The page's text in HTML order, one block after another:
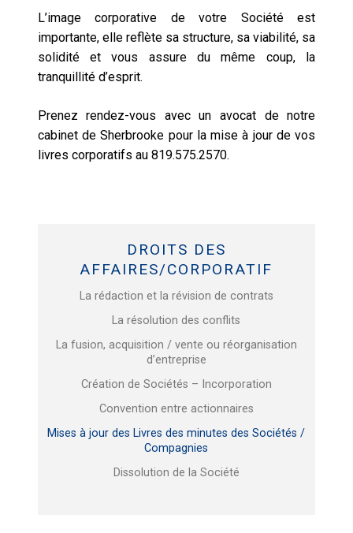
L’image corporative de votre Société est
importante, elle reflète sa structure, sa viabilité, sa
solidité et vous assure du même coup, la
tranquillité d’esprit.
Prenez rendez-vous avec un avocat de notre
cabinet de Sherbrooke pour la mise à jour de vos
livres corporatifs au 819.575.2570.
DROITS DES
AFFAIRES/CORPORATIF
La rédaction et la révision de contrats
La résolution des conflits
La fusion, acquisition / vente ou réorganisation
d’entreprise
Création de Sociétés – Incorporation
Convention entre actionnaires
Mises à jour des Livres des minutes des Sociétés /
Compagnies
Dissolution de la Société